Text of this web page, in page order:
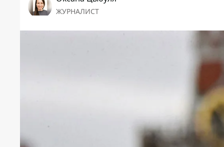
ЖУРНАЛИСТ